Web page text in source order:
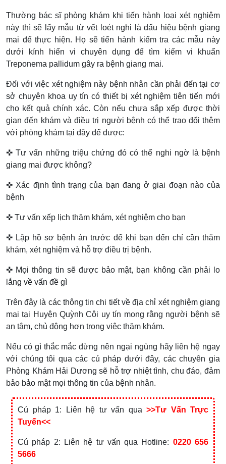
Thường bác sĩ phòng khám khi tiến hành loại xét nghiệm
này thì sẽ lấy mẫu từ vết loét nghi là dấu hiệu bệnh giang
mai để thực hiện. Họ sẽ tiến hành kiểm tra các mẫu này
dưới kính hiển vi chuyên dụng để tìm kiếm vi khuẩn
Treponema pallidum gây ra bệnh giang mai.
Đối với việc xét nghiệm này bệnh nhân cần phải đến tại cơ
sở chuyên khoa uy tín có thiết bị xét nghiệm tiên tiến mới
cho kết quả chính xác. Còn nếu chưa sắp xếp được thời
gian đến khám và điều trị người bệnh có thể trao đổi thêm
với phòng khám tại đây để được:
✜ Tư vấn những triệu chứng đó có thể nghi ngờ là bệnh
giang mai được không?
✜ Xác định tình trạng của bạn đang ở giai đoạn nào của
bệnh
✜ Tư vấn xếp lịch thăm khám, xét nghiệm cho bạn
✜ Lập hồ sơ bệnh án trước để khi bạn đến chỉ cần thăm
khám, xét nghiệm và hỗ trợ điều trị bệnh.
✜ Mọi thông tin sẽ được bảo mật, bạn không cần phải lo
lắng về vấn đề gì
Trên đây là các thông tin chi tiết về địa chỉ xét nghiệm giang
mai tại Huyện Quỳnh Côi uy tín mong rằng người bệnh sẽ
an tâm, chủ động hơn trong việc thăm khám.
Nếu có gì thắc mắc đừng nên ngại ngùng hãy liên hệ ngay
với chúng tôi qua các cú pháp dưới đây, các chuyên gia
Phòng Khám Hải Dương sẽ hỗ trợ nhiệt tình, chu đáo, đảm
bảo bảo mật mọi thông tin của bệnh nhân.
Cú pháp 1: Liên hệ tư vấn qua >>Tư Vấn Trực
Tuyến<<
Cú pháp 2: Liên hệ tư vấn qua Hotline: 0220 656
5666